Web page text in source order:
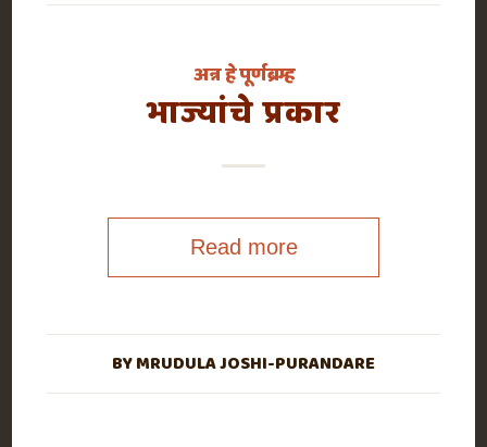
अन्न हे पूर्णब्रम्ह
भाज्यांचे प्रकार
Read more
BYMRUDULA JOSHI-PURANDARE